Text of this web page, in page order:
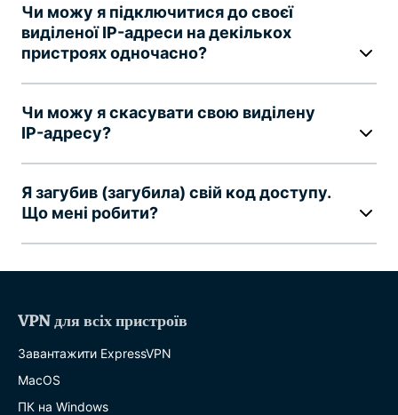
Чи можу я підключитися до своєї
виділеної IP-адреси на декількох
пристроях одночасно?
Чи можу я скасувати свою виділену
IP-адресу?
Я загубив (загубила) свій код доступу.
Що мені робити?
VPN для всіх пристроїв
Завантажити ExpressVPN
MacOS
ПК на Windows